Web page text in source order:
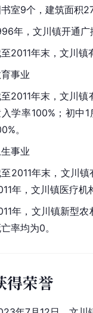
室9个， 建筑面积
年，文川镇开通
2011年末，文川
事业
2011年末，文川
学率100%；初中
。
事业
2011年末，文川
年，文川镇医疗
年，文川镇新型
率均为0。
得荣誉